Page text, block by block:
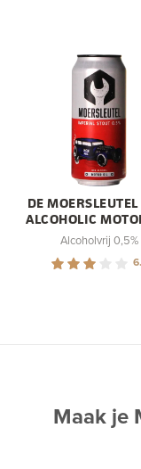
DE
ALCOHOLIC
Alcoholvrij 0,5%
Maak je